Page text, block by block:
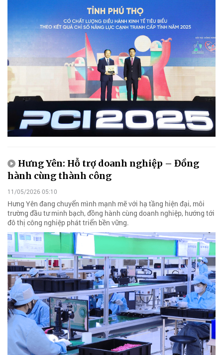
Hưng Yên: Hỗ trợ doanh nghiệp – Đồng
hành cùng thành công
11/05/2026 05:10
Hưng Yên đang chuyển mình mạnh mẽ với hạ tầng hiện đại, môi
trường đầu tư minh bạch, đồng hành cùng doanh nghiệp, hướng tới
đô thị công nghiệp phát triển bền vững.